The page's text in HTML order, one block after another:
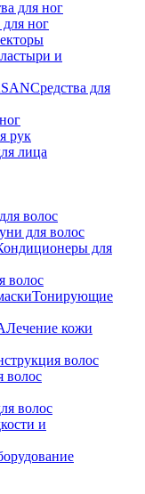
ног
и
Средства для
рук
лица
волос
для волос
для
волос
Тонирующие
Лечение кожи
волос
волос
волос
и